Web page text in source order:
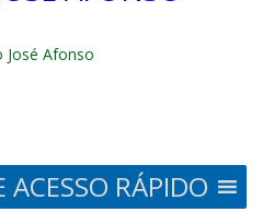
José Afonso
ACESSO RÁPIDO